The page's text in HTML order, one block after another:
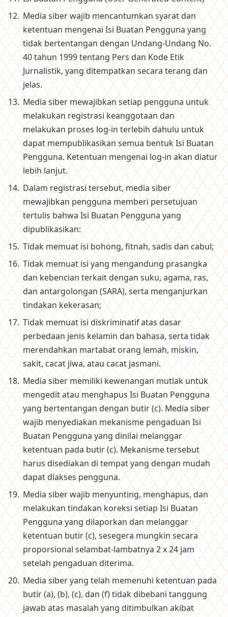
Media siber wajib mencantumkan syarat dan
ketentuan mengenai Isi Buatan Pengguna yang
tidak bertentangan dengan Undang-Undang No.
40 tahun 1999 tentang Pers dan Kode Etik
Jurnalistik, yang ditempatkan secara terang dan
jelas.
Media siber mewajibkan setiap pengguna untuk
melakukan registrasi keanggotaan dan
melakukan proses log-in terlebih dahulu untuk
dapat mempublikasikan semua bentuk Isi Buatan
Pengguna. Ketentuan mengenai log-in akan diatur
lebih lanjut.
Dalam registrasi tersebut, media siber
mewajibkan pengguna memberi persetujuan
tertulis bahwa Isi Buatan Pengguna yang
dipublikasikan:
Tidak memuat isi bohong, fitnah, sadis dan cabul;
Tidak memuat isi yang mengandung prasangka
dan kebencian terkait dengan suku, agama, ras,
dan antargolongan (SARA), serta menganjurkan
tindakan kekerasan;
Tidak memuat isi diskriminatif atas dasar
perbedaan jenis kelamin dan bahasa, serta tidak
merendahkan martabat orang lemah, miskin,
sakit, cacat jiwa, atau cacat jasmani.
Media siber memiliki kewenangan mutlak untuk
mengedit atau menghapus Isi Buatan Pengguna
yang bertentangan dengan butir (c). Media siber
wajib menyediakan mekanisme pengaduan Isi
Buatan Pengguna yang dinilai melanggar
ketentuan pada butir (c). Mekanisme tersebut
harus disediakan di tempat yang dengan mudah
dapat diakses pengguna.
Media siber wajib menyunting, menghapus, dan
melakukan tindakan koreksi setiap Isi Buatan
Pengguna yang dilaporkan dan melanggar
ketentuan butir (c), sesegera mungkin secara
proporsional selambat-lambatnya 2 x 24 jam
setelah pengaduan diterima.
Media siber yang telah memenuhi ketentuan pada
butir (a), (b), (c), dan (f) tidak dibebani tanggung
jawab atas masalah yang ditimbulkan akibat